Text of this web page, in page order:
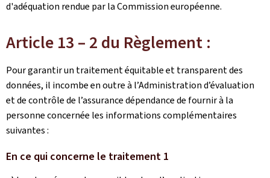
d'adéquation rendue par la Commission européenne.
Article 13 – 2 du Règlement :
Pour garantir un traitement équitable et transparent des
données, il incombe en outre à l’Administration d’évaluation
et de contrôle de l’assurance dépendance de fournir à la
personne concernée les informations complémentaires
suivantes :
En ce qui concerne le traitement 1